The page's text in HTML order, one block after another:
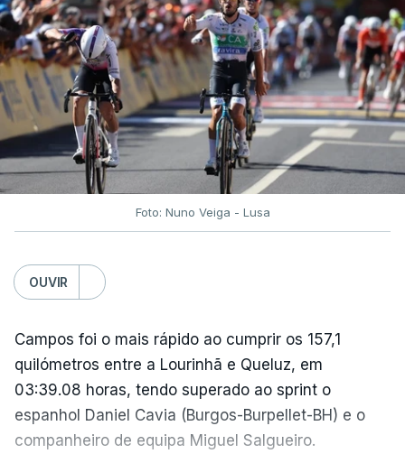
segunda mão está marcada para 13 de agosto, em
Edimburgo.
Na fase de liga da Liga Europa já está o Torreense,
único representante português com entrada direta,
graças à conquista da Taça de Portugal.
(Com Lusa)
Foto: Nuno Veiga - Lusa
OUVIR
Campos foi o mais rápido ao cumprir os 157,1
quilómetros entre a Lourinhã e Queluz, em
03:39.08 horas, tendo superado ao sprint o
espanhol Daniel Cavia (Burgos-Burpellet-BH) e o
companheiro de equipa Miguel Salgueiro.